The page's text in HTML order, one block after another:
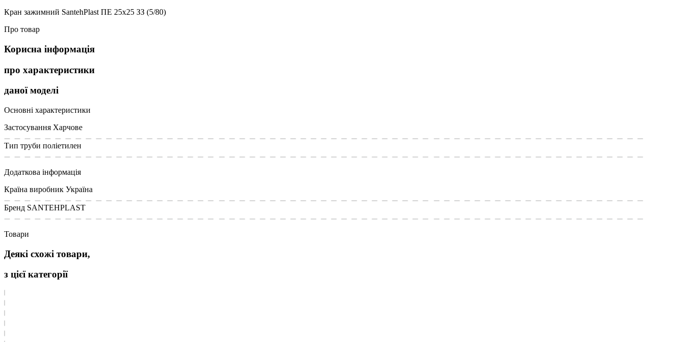
Кран зажимний SantehPlast ПЕ 25х25 ЗЗ (5/80)
Про товар
Корисна інформація
про характеристики
даної моделі
Основні характеристики
Застосування Харчове
Тип труби поліетилен
Додаткова інформація
Країна виробник Україна
Бренд SANTEHPLAST
Товари
Деякі схожі товари,
з цієї категорії